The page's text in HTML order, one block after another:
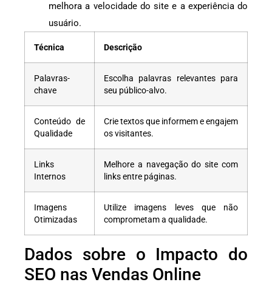
melhora a velocidade do site e a experiência do
usuário.
Técnica Descrição
Palavras-
chave
Escolha palavras relevantes para
seu público-alvo.
Conteúdo de
Qualidade
Crie textos que informem e engajem
os visitantes.
Links
Internos
Melhore a navegação do site com
links entre páginas.
Imagens
Otimizadas
Utilize imagens leves que não
comprometam a qualidade.
Dados sobre o Impacto do
SEO nas Vendas Online